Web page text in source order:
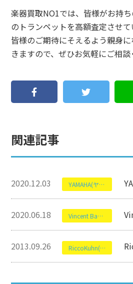
楽器買取NO1では、皆様がお持
のトランペットを高額査定させて
皆様のご期待にそえるよう親身
きますので、ぜひお気軽にご相談
関連記事
2020.12.03 YAMAHA(ヤマハ)
2020.06.18 Vincent Bach(ヴィンセント バック)
2013.09.26 RiccoKuhn(リコキューン)